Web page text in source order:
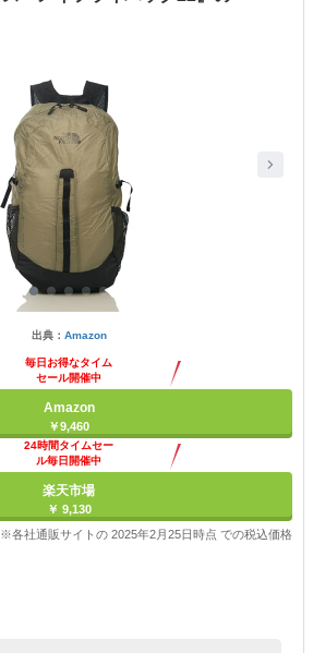
出典： Amazon
毎日お得なタイム
セール開催中
Amazon
￥9,460
24時間タイムセー
ル毎日開催中
楽天市場
￥ 9,130
※各社通販サイトの 2025年2月25日時点 での税込価格